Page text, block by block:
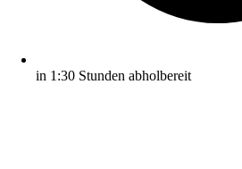
in 1:30 Stunden abholbereit